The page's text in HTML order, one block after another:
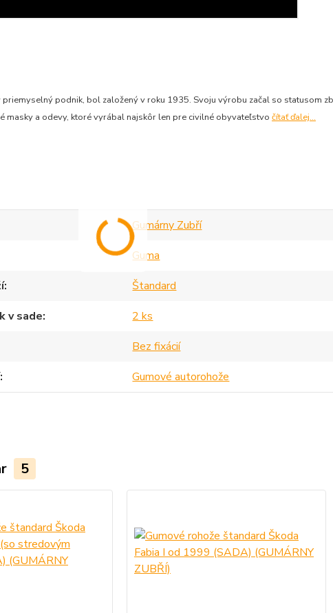
priemyselný podnik, bol založený v roku 1935. Svoju výrobu začal so statusom
masky a odevy, ktoré vyrábal najskôr len pre civilné obyvateľstvo čítať ďalej...
Gumárny Zubří
Guma
Štandard
v sade
2 ks
Bez fixácií
Gumové autorohože
5